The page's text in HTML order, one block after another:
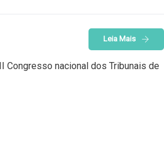
Leia Mais
Congresso nacional dos Tribunais de